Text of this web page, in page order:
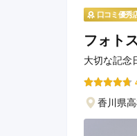
口コミ優秀
フォト
大切な記念
香川県